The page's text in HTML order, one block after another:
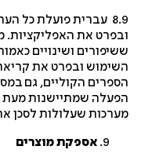
8.9 עברית פועלת כל העת
את האפליקציות. משכך,
ושינויים כאמור, לא
ובפרט את קריאת
הקוליים, גם
שמתיישנות מעת לעת
שעלולות לסכן את
אספקת מוצרים